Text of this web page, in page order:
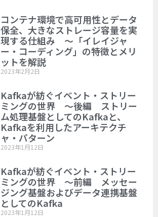
コンテナ環境で高可用性とデータ
保全、大きなストレージ容量を実
現する仕組み ～「イレイジャ
ー・コーディング」の特徴とメリ
ットを解説
2023年2月2日
Kafkaが紡ぐイベント・ストリー
ミングの世界 ～後編 ストリー
ム処理基盤としてのKafkaと、
Kafkaを利用したアーキテクチ
ャ・パターン
2023年1月12日
Kafkaが紡ぐイベント・ストリー
ミングの世界 ～前編 メッセー
ジング基盤およびデータ連携基盤
としてのKafka
2023年1月12日